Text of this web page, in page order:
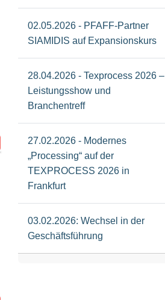
02.05.2026 - PFAFF-Partner
SIAMIDIS auf Expansionskurs
28.04.2026 - Texprocess 2026 –
Leistungsshow und
Branchentreff
27.02.2026 - Modernes
„Processing“ auf der
TEXPROCESS 2026 in
Frankfurt
03.02.2026: Wechsel in der
Geschäftsführung